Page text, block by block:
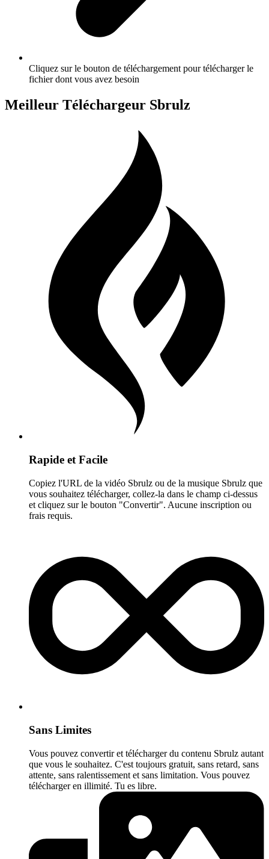
Cliquez sur le bouton de téléchargement pour télécharger le
fichier dont vous avez besoin
Meilleur Téléchargeur Sbrulz
Rapide et Facile
Copiez l'URL de la vidéo Sbrulz ou de la musique Sbrulz que
vous souhaitez télécharger, collez-la dans le champ ci-dessus
et cliquez sur le bouton "Convertir". Aucune inscription ou
frais requis.
Sans Limites
Vous pouvez convertir et télécharger du contenu Sbrulz autant
que vous le souhaitez. C'est toujours gratuit, sans retard, sans
attente, sans ralentissement et sans limitation. Vous pouvez
télécharger en illimité. Tu es libre.